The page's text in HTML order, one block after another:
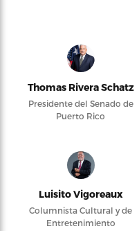
Thomas Rivera Schatz
Presidente del Senado de
Puerto Rico
Luisito Vigoreaux
Columnista Cultural y de
Entretenimiento